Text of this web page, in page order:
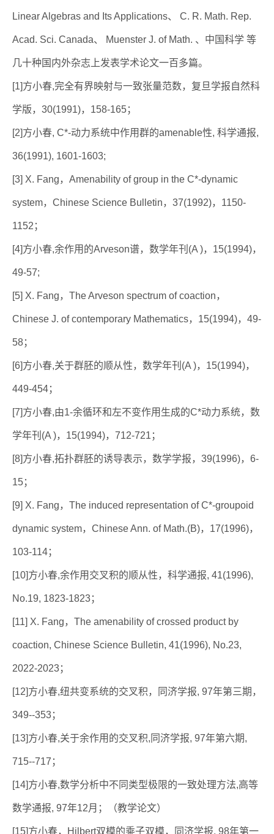
Linear Algebras and Its Applications、 C. R. Math. Rep.
Acad. Sci. Canada、 Muenster J. of Math. 、中国科学 等
几十种国内外杂志上发表学术论文一百多篇。
[1]方小春,完全有界映射与一致张量范数，复旦学报自然科
学版，30(1991)，158-165；
[2]方小春, C*-动力系统中作用群的amenable性, 科学通报,
36(1991), 1601-1603;
[3] X. Fang，Amenability of group in the C*-dynamic
system，Chinese Science Bulletin，37(1992)，1150-
1152；
[4]方小春,余作用的Arveson谱，数学年刊(A )，15(1994)，
49-57;
[5] X. Fang，The Arveson spectrum of coaction，
Chinese J. of contemporary Mathematics，15(1994)，49-
58；
[6]方小春,关于群胚的顺从性，数学年刊(A )，15(1994)，
449-454；
[7]方小春,由1-余循环和左不变作用生成的C*动力系统，数
学年刊(A )，15(1994)，712-721；
[8]方小春,拓扑群胚的诱导表示，数学学报，39(1996)，6-
15；
[9] X. Fang，The induced representation of C*-groupoid
dynamic system，Chinese Ann. of Math.(B)，17(1996)，
103-114；
[10]方小春,余作用交叉积的顺从性，科学通报, 41(1996),
No.19, 1823-1823；
[11] X. Fang，The amenability of crossed product by
coaction, Chinese Science Bulletin, 41(1996), No.23,
2022-2023；
[12]方小春,纽共变系统的交叉积，同济学报, 97年第三期，
349--353；
[13]方小春,关于余作用的交叉积,同济学报, 97年第六期,
715--717；
[14]方小春,数学分析中不同类型极限的一致处理方法,高等
数学通报, 97年12月；（教学论文）
[15]方小春，Hilbert双模的乘子双模，同济学报, 98年第一